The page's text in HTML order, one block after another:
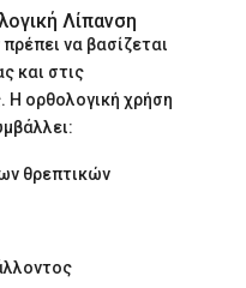
Λίπανση
να βασίζεται
και στις
Η ορθολογική χρήση
θρεπτικών